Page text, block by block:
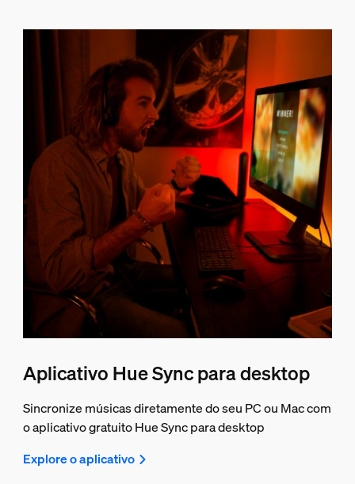
Aplicativo Hue Sync para desktop
Sincronize músicas diretamente do seu PC ou Mac com
o aplicativo gratuito Hue Sync para desktop
Explore o aplicativo